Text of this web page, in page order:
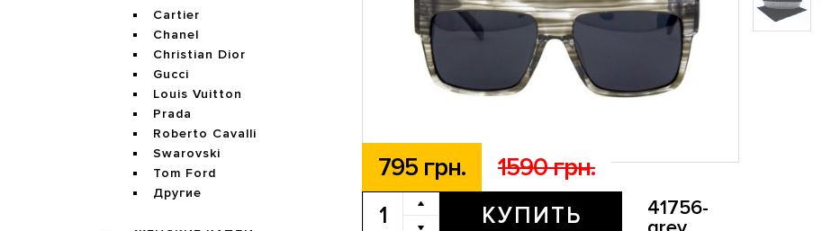
Cartier
Chanel
Christian Dior
Gucci
Louis Vuitton
Prada
Roberto Cavalli
Swarovski
Tom Ford
Другие
795 грн. 1590 грн.
КУПИТЬ
41756-